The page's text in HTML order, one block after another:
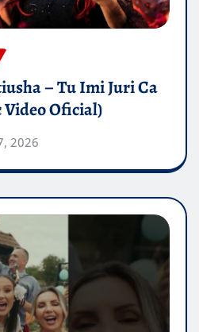
– Tu Imi Juri Ca
Oficial)
2026